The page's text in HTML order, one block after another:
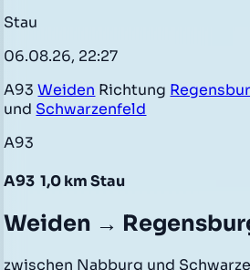
Stau
06.08.26, 22:27
A93Weiden Richtung
und Schwarzenfeld
A93
A93 1,0 km Stau
Weiden →
zwischen Nabburg und